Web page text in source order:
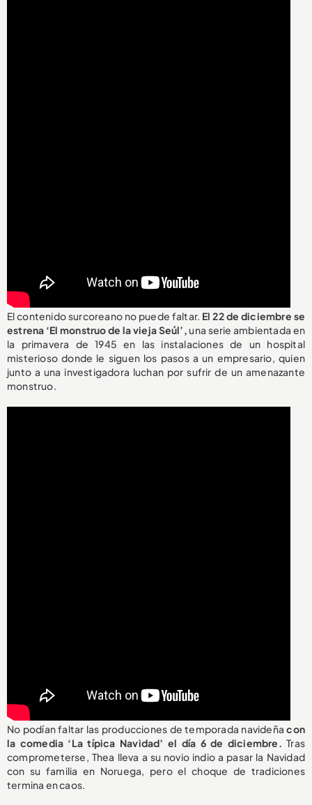
El contenido surcoreano no puede faltar. El 22 de diciembre se
estrena ‘El monstruo de la vieja Seúl’,una serie ambientada en
la primavera de 1945 en las instalaciones de un hospital
misterioso donde le siguen los pasos a un empresario, quien
junto a una investigadora luchan por sufrir de un amenazante
monstruo.
No podían faltar las producciones de temporada navideñacon
la comedia ‘La típica Navidad’ el día 6 de diciembre. Tras
comprometerse, Thea lleva a su novio indio a pasar la Navidad
con su familia en Noruega, pero el choque de tradiciones
termina en caos.